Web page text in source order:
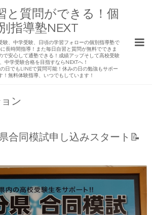
と質問ができる！個
別指導塾NEXT
験、中学受験、日頃の学習フォローの個別指導塾で
長時間指導！また毎日自習と質問が無料でできま
で安心して通塾できる！成績アップそして高校受験
中学受験合格を目指すならNEXTへ！
日でもLINEで質問可能！休みの日の勉強もサポー
！無料体験指導、いつでもしています！
ン
合同模試申し込みスタート📝